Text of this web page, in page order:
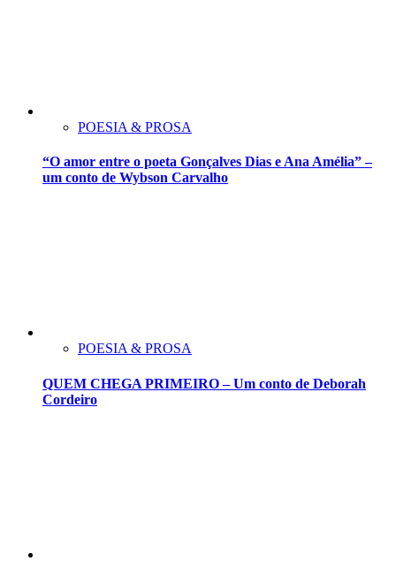
POESIA & PROSA
“O amor entre o poeta Gonçalves Dias e Ana Amélia” –
um conto de Wybson Carvalho
POESIA & PROSA
QUEM CHEGA PRIMEIRO – Um conto de Deborah
Cordeiro